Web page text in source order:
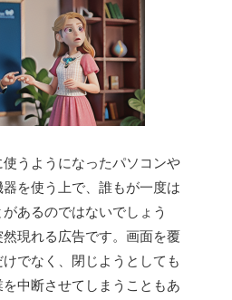
うようになったパソコンや
を使う上で、誰もが一度は
あるのではないでしょう
現れる広告です。画面を覆
でなく、閉じようとしても
中断させてしまうこともあ